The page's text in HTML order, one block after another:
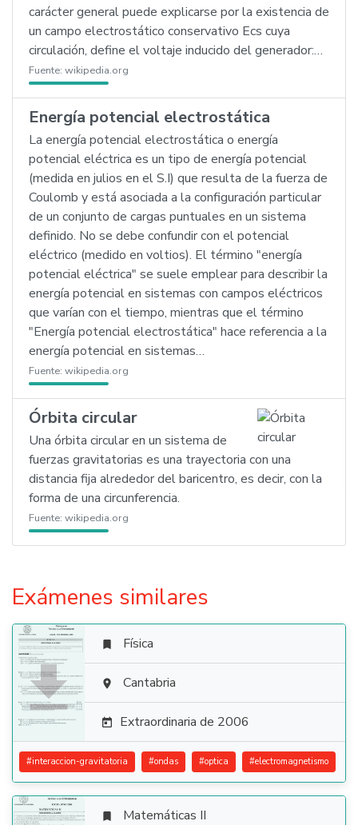
carácter general puede explicarse por la existencia de
un campo electrostático conservativo Ecs cuya
circulación, define el voltaje inducido del generador:…
Fuente: wikipedia.org
Energía potencial electrostática
La energía potencial electrostática o energía
potencial eléctrica es un tipo de energía potencial
(medida en julios en el S.I) que resulta de la fuerza de
Coulomb y está asociada a la configuración particular
de un conjunto de cargas puntuales en un sistema
definido. No se debe confundir con el potencial
eléctrico (medido en voltios). El término "energía
potencial eléctrica" se suele emplear para describir la
energía potencial en sistemas con campos eléctricos
que varían con el tiempo, mientras que el término
"Energía potencial electrostática" hace referencia a la
energía potencial en sistemas…
Fuente: wikipedia.org
Órbita circular
Una órbita circular en un sistema de
fuerzas gravitatorias es una trayectoria con una
distancia fija alrededor del baricentro, es decir, con la
forma de una circunferencia.
Fuente: wikipedia.org
Exámenes similares

 Física
 Cantabria
 Extraordinaria de 2006
#interaccion-gravitatoria #ondas #optica #electromagnetismo
 Matemáticas II